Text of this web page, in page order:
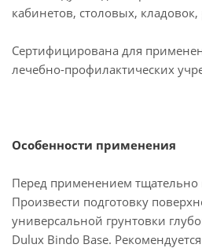
кабинетов, столовых, кладовок,
Сертифицирована для
лечебно-профилактических
Особенности применения
Перед применением тщательно
Произвести подготовку
универсальной грунтовки
Dulux Bindo Base.